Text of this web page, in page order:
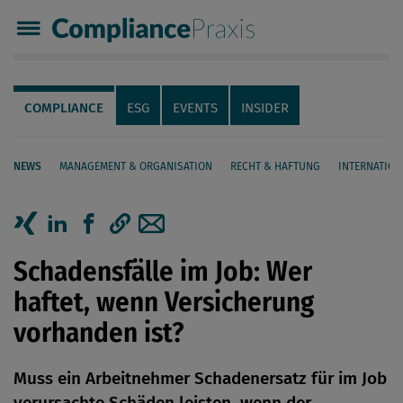
Compliance Praxis
Servicenavigation
Navigation
COMPLIANCE ESG EVENTS INSIDER
NEWS MANAGEMENT & ORGANISATION RECHT & HAFTUNG
Seiteninhalt
Artikel auf Xing teilen
Artikel auf linkedIn teilen
Artikel auf Facebook teilen
Artikellink kopieren
Artikel per Mail teilen
Schadensfälle im Job: Wer
haftet, wenn Versicherung
vorhanden ist?
Muss ein Arbeitnehmer Schadenersatz für im Job